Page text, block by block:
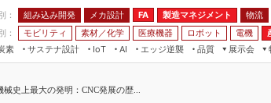
： 組み込み開発 メカ設計 FA 製造マネジメント 物流
：
モビリティ 素材／化学 医療機器 ロボット 電機
素
サステナ設計
IoT
AI
エッジ逆襲 品質
展示会
JIMTOF つながるクルマ
史上最大の発明：CNC発展の歴...